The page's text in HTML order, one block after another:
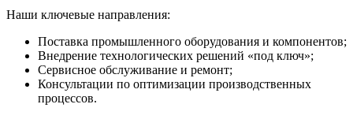
Наши ключевые направления:
Поставка промышленного оборудования и компонентов;
Внедрение технологических решений «под ключ»;
Сервисное обслуживание и ремонт;
Консультации по оптимизации производственных
процессов.